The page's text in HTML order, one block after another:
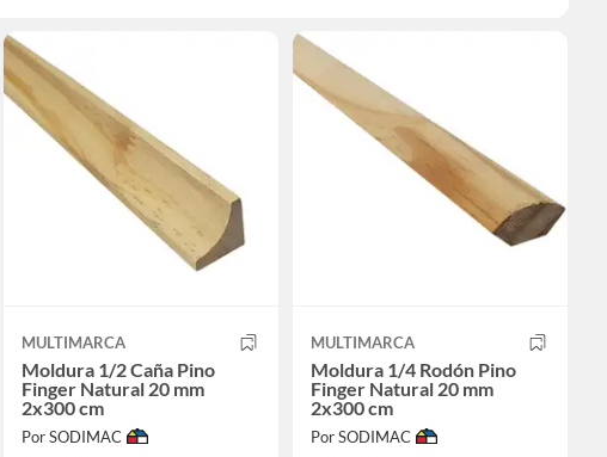
MULTIMARCA
Moldura 1/2 Caña Pino
Finger Natural 20 mm
2x300 cm
Por SODIMAC
MULTIMARCA
Moldura 1/4 Rodón Pino
Finger Natural 20 mm
2x300 cm
Por SODIMAC